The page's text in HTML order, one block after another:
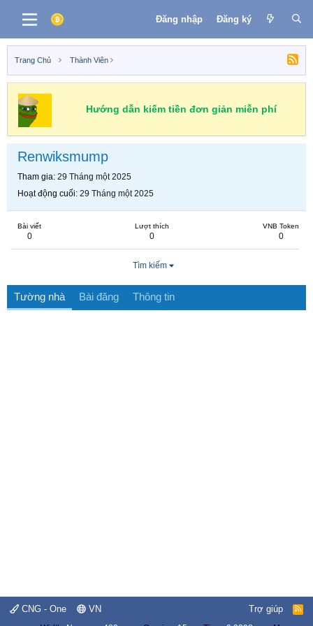
Đăng nhập Đăng ký
Trang Chủ Thành Viên
Hướng dẫn kiếm tiền đơn giản miễn phí
Renwiksmump
Tham gia 29 Tháng một 2025
Hoạt động cuối 29 Tháng một 2025
Bài viết
0
Lượt thích
0
VNB Token
0
Tìm kiếm
Tường nhà Bài đăng Thông tin
CNG - One VN Trợ giúp
R